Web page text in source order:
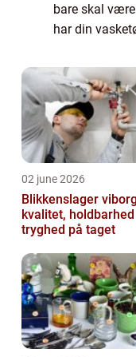
bare skal
har din
02 june 2026
Blikkenslager
kvalitet,
tryghed på taget